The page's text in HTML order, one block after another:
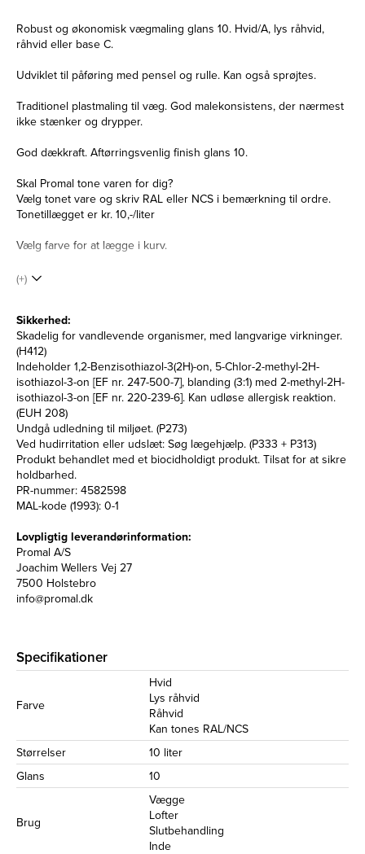
Robust og økonomisk vægmaling glans 10. Hvid/A, lys råhvid,
råhvid eller base C.
Udviklet til påføring med pensel og rulle. Kan også sprøjtes.
Traditionel plastmaling til væg. God malekonsistens, der nærmest
ikke stænker og drypper.
God dækkraft. Aftørringsvenlig finish glans 10.
Skal Promal tone varen for dig?
Vælg tonet vare og skriv RAL eller NCS i bemærkning til ordre.
Tonetillægget er kr. 10,-/liter
Vælg farve for at lægge i kurv.
(+)
Sikkerhed:
Skadelig for vandlevende organismer, med langvarige virkninger.
(H412)
Indeholder 1,2-Benzisothiazol-3(2H)-on, 5-Chlor-2-methyl-2H-
isothiazol-3-on [EF nr. 247-500-7], blanding (3:1) med 2-methyl-2H-
isothiazol-3-on [EF nr. 220-239-6]. Kan udløse allergisk reaktion.
(EUH 208)
Undgå udledning til miljøet. (P273)
Ved hudirritation eller udslæt: Søg lægehjælp. (P333 + P313)
Produkt behandlet med et biocidholdigt produkt. Tilsat for at sikre
holdbarhed.
PR-nummer: 4582598
MAL-kode (1993): 0-1
Lovpligtig leverandørinformation:
Promal A/S
Joachim Wellers Vej 27
7500 Holstebro
info@promal.dk
Specifikationer
Farve
Hvid
Lys råhvid
Råhvid
Kan tones RAL/NCS
Størrelser
10 liter
Glans
10
Brug
Vægge
Lofter
Slutbehandling
Inde